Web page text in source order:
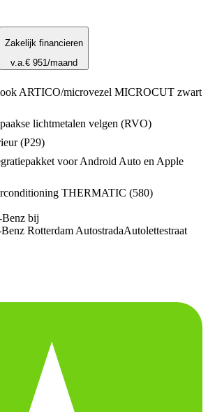
Zakelijk financieren
v.a.€ 951/maand
ARTICO/microvezel MICROCUT zwart
lichtmetalen velgen (RVO)
(P29)
voor Android Auto en Apple
THERMATIC (580)
Benz bij
Rotterdam AutostradaAutolettestraat